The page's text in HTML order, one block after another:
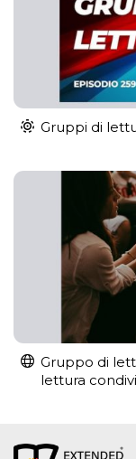
Gruppi di
Gruppo di
lettura